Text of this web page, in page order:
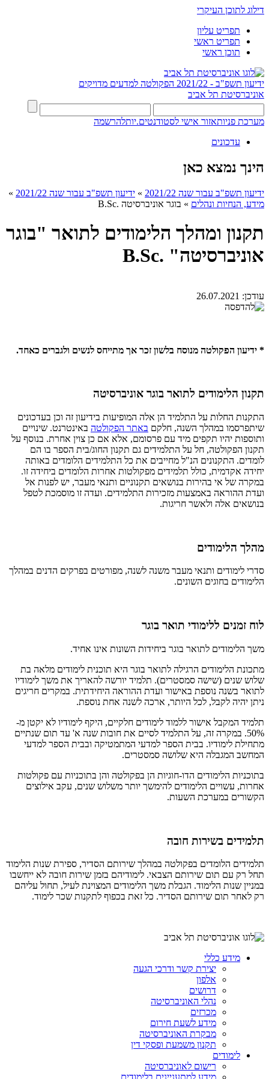
דילוג לתוכן העיקרי
תפריט עליון
תפריט ראשי
תוכן ראשי
ידיעון תשפ"ב - 2021/22
הפקולטה למדעים מדויקים
אוניברסיטת תל אביב
מערכת פניותאזור אישי לסטודנטים.יותלהרשמה
עדכונים
הינך נמצא כאן
ידיעון תשפ"ב עבור שנה 2021/22 » ידיעון תשפ"ב עבור שנה 2021/22
»
מידע, הנחיות ונהלים » בוגר אוניברסיטה .B.Sc
תקנון ומהלך הלימודים לתואר "בוגר
אוניברסיטה" .B.Sc
עודכן: 26.07.2021
* ידיעון הפקולטה מנוסח בלשון זכר אך מתייחס לנשים ולגברים כאחד.
תקנון הלימודים לתואר בוגר אוניברסיטה
התקנות החלות על התלמיד הן אלה המופיעות בידיעון זה וכן בעדכונים
שיתפרסמו במהלך השנה, חלקם באתר הפקולטה באינטרנט. שינויים
ותוספות יהיו תקפים מיד עם פרסומם, אלא אם כן צוין אחרת. בנוסף על
תקנון הפקולטה, חל על התלמידים גם תקנון החוג/בית הספר בו הם
לומדים. התקנונים הנ"ל מחייבים את כל התלמידים הלומדים באותה
יחידה אקדמית, כולל תלמידים מפקולטות אחרות הלומדים ביחידה זו.
במקרה של אי בהירות בנושאים תקנוניים ותנאי מעבר, יש לפנות אל
ועדת ההוראה באמצעות מזכירות התלמידים. ועדה זו מוסמכת לטפל
בנושאים אלה ולאשר חריגות.
מהלך הלימודים
סדרי לימודים ותנאי מעבר משנה לשנה, מפורטים בפרקים הדנים במהלך
הלימודים בחוגים השונים.
לוח זמנים ללימודי תואר בוגר
משך הלימודים לתואר בוגר ביחידות השונות אינו אחיד.
מתכונת הלימודים הרגילה לתואר בוגר היא תוכנית לימודים מלאה בת
שלוש שנים (שישה סמסטרים). תלמיד יורשה להאריך את משך לימודיו
לתואר בשנה נוספת באישור ועדת ההוראה היחידתית. במקרים חריגים
ניתן יהיה לקבל, לכל היותר, ארכה לשנה אחת נוספת.
תלמיד המקבל אישור ללמוד לימודים חלקיים, היקף לימודיו לא יקטן מ-
50%. במקרה זה, על התלמיד לסיים את חובות שנה א' עד תום שנתיים
מתחילת לימודיו. בבית הספר למדעי המתמטיקה ובבית הספר למדעי
המחשב המגבלה היא שלושה סמסטרים.
בתוכניות הלימודים הדו-חוגיות הן בפקולטה והן בתוכניות עם פקולטות
אחרות, עשויים הלימודים להימשך יותר משלוש שנים, עקב אילוצים
הקשורים במערכת השעות.
תלמידים בשירות חובה
תלמידים הלומדים בפקולטה במהלך שירותם הסדיר, ספירת שנות הלימוד
תחל רק עם תום שירותם הצבאי. לימודיהם בזמן שירות חובה לא ייחשבו
במניין שנות הלימוד. הגבלת משך הלימודים המצוינת לעיל, תחול עליהם
רק לאחר תום שירותם הסדיר. כל זאת בכפוף לתקנות שכר לימוד.
מידע כללי
יצירת קשר ודרכי הגעה
אלפון
דרושים
נהלי האוניברסיטה
מכרזים
מידע לשעת חירום
מבקרת האוניברסיטה
תקנון משמעת ופסקי דין
לימודים
רישום לאוניברסיטה